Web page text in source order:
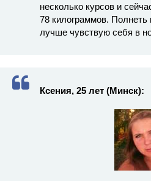
несколько курсов и
78 килограммов. Полнеть
лучше чувствую себя в
Ксения, 25 лет (Минск):